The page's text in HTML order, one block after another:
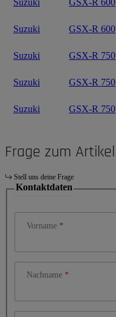
Suzuki GSX-R 600
Suzuki GSX-R 600
Suzuki GSX-R 750
Suzuki GSX-R 750
Suzuki GSX-R 750
Frage zum Artikel
Stell uns deine Frage
Kontaktdaten
Vorname
Nachname